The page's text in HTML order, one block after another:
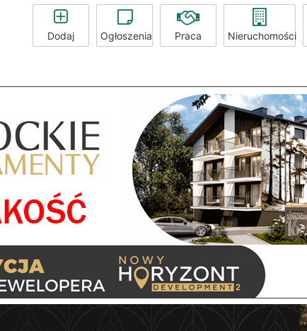
Dodaj Ogłoszenia Praca Nieruchomości